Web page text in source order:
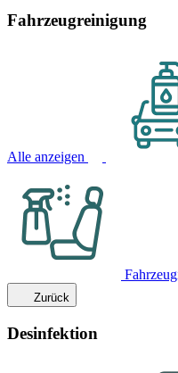
Fahrzeugreinigung
Alle anzeigen
Zurück
Desinfektion